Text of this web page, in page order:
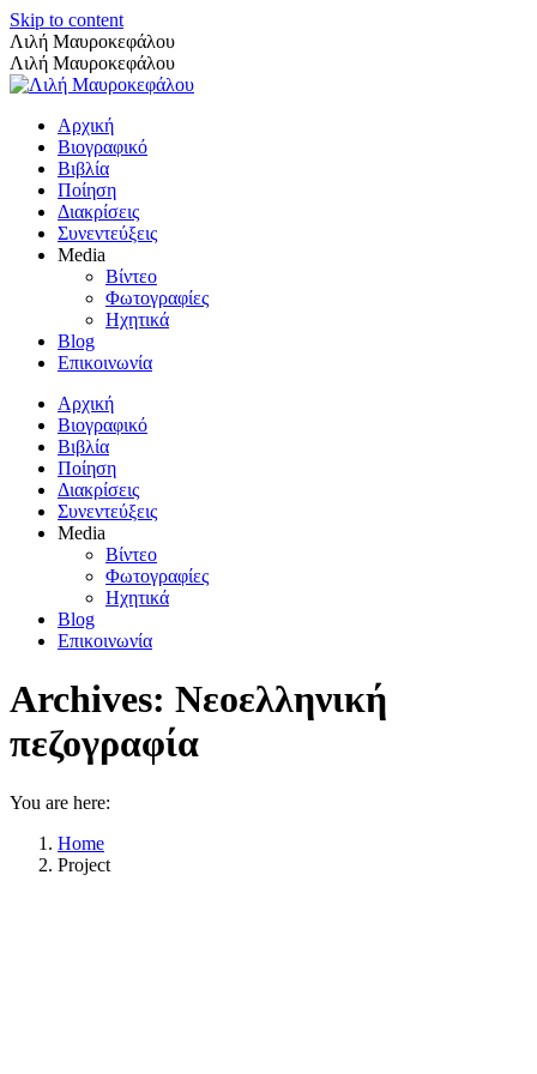
Skip to content
Λιλή Μαυροκεφάλου
Λιλή Μαυροκεφάλου
Αρχική
Βιογραφικό
Βιβλία
Ποίηση
Διακρίσεις
Συνεντεύξεις
Media
Βίντεο
Φωτογραφίες
Ηχητικά
Blog
Επικοινωνία
Αρχική
Βιογραφικό
Βιβλία
Ποίηση
Διακρίσεις
Συνεντεύξεις
Media
Βίντεο
Φωτογραφίες
Ηχητικά
Blog
Επικοινωνία
Archives: Νεοελληνική
πεζογραφία
You are here:
Home
Project